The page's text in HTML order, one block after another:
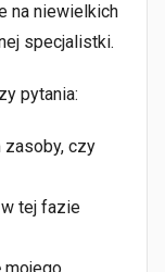
na niewielkich
specjalistki.
pytania:
zasoby, czy
tej fazie